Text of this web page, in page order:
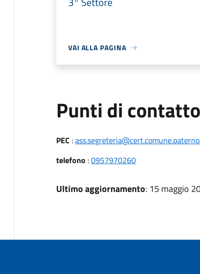
VAI ALLA PAGINA
Punti di contatto
PEC :
telefono :0957970260
Ultimo aggiornamento: 15 maggio